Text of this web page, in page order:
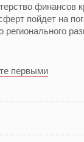
финансов
пойдет на
первыми